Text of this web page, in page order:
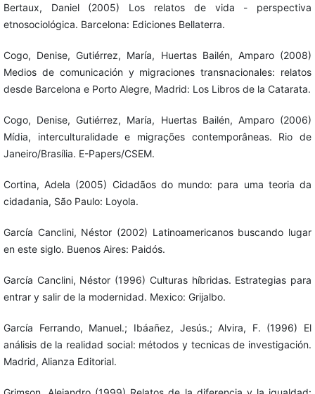
Bertaux, Daniel (2005) Los relatos de vida - perspectiva
etnosociológica. Barcelona: Ediciones Bellaterra.
Cogo, Denise, Gutiérrez, María, Huertas Bailén, Amparo (2008)
Medios de comunicación y migraciones transnacionales: relatos
desde Barcelona e Porto Alegre, Madrid: Los Libros de la Catarata.
Cogo, Denise, Gutiérrez, María, Huertas Bailén, Amparo (2006)
Mídia, interculturalidade e migrações contemporâneas. Rio de
Janeiro/Brasília. E-Papers/CSEM.
Cortina, Adela (2005) Cidadãos do mundo: para uma teoria da
cidadania, São Paulo: Loyola.
García Canclini, Néstor (2002) Latinoamericanos buscando lugar
en este siglo. Buenos Aires: Paidós.
García Canclini, Néstor (1996) Culturas híbridas. Estrategias para
entrar y salir de la modernidad. Mexico: Grijalbo.
García Ferrando, Manuel.; Ibáañez, Jesús.; Alvira, F. (1996) El
análisis de la realidad social: métodos y tecnicas de investigación.
Madrid, Alianza Editorial.